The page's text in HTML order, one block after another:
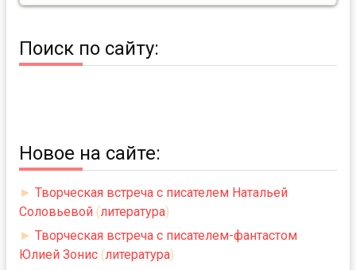
Поиск по сайту:
Новое на сайте:
► Творческая встреча с писателем Натальей
Соловьевой (литература)
► Творческая встреча с писателем-фантастом
Юлией Зонис (литература)